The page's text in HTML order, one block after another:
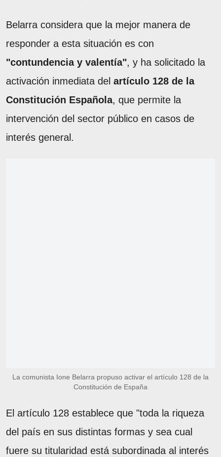
Belarra considera que la mejor manera de
responder a esta situación es con
"contundencia y valentía", y ha solicitado la
activación inmediata del artículo 128 de la
Constitución Española, que permite la
intervención del sector público en casos de
interés general.
La comunista Ione Belarra propuso activar el artículo 128 de la
Constitución de España
El artículo 128 establece que "toda la riqueza
del país en sus distintas formas y sea cual
fuere su titularidad está subordinada al interés